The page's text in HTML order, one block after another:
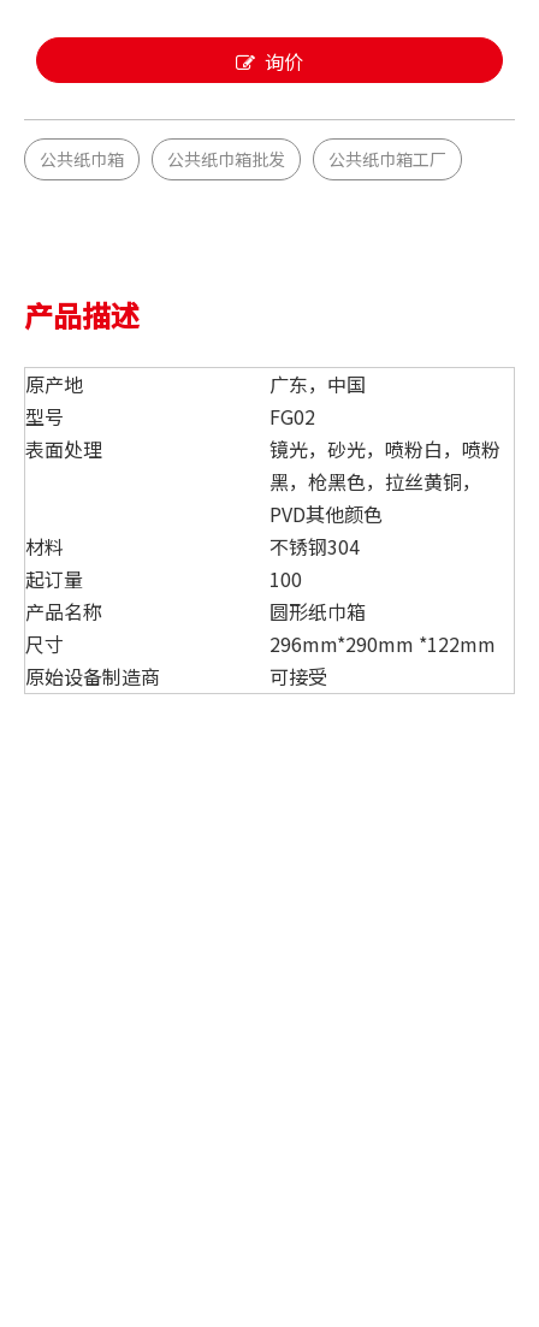
询价
公共纸巾箱 公共纸巾箱批发 公共纸巾箱工厂
产品描述
原产地
广东，中国
型号
FG02
表面处理
镜光，砂光，喷粉白，喷粉
黑，枪黑色，拉丝黄铜，
PVD其他颜色
材料
不锈钢304
起订量
100
产品名称
圆形纸巾箱
尺寸
296mm*290mm *122mm
原始设备制造商
可接受